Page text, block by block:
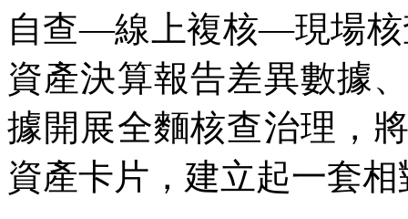
自查—線上複核—現場核
資產決算報告差異數據
據開展全麵核查治理，
資產卡片，建立起一套